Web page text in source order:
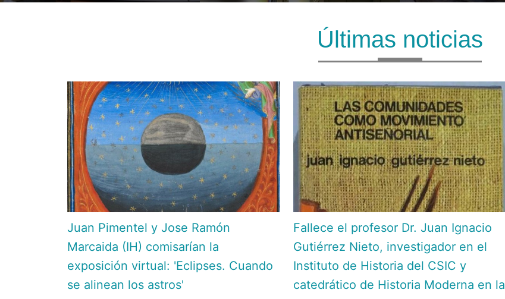
Últimas noticias
Juan Pimentel y Jose Ramón
Marcaida (IH) comisarían la
exposición virtual: 'Eclipses. Cuando
se alinean los astros'
Fallece el profesor Dr. Juan Ignacio
Gutiérrez Nieto, investigador en el
Instituto de Historia del CSIC y
catedrático de Historia Moderna en la